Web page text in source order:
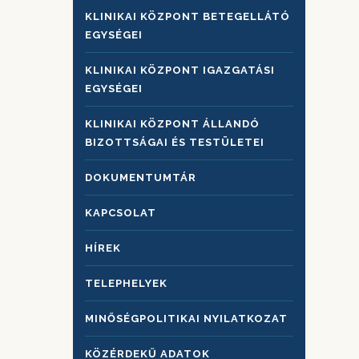
KLINIKAI KÖZPONT BETEGELLÁTÓ
EGYSÉGEI
KLINIKAI KÖZPONT IGAZGATÁSI
EGYSÉGEI
KLINIKAI KÖZPONT ÁLLANDÓ
BIZOTTSÁGAI ÉS TESTÜLETEI
DOKUMENTUMTÁR
KAPCSOLAT
HÍREK
TELEPHELYEK
MINŐSÉGPOLITIKAI NYILATKOZAT
KÖZÉRDEKŰ ADATOK